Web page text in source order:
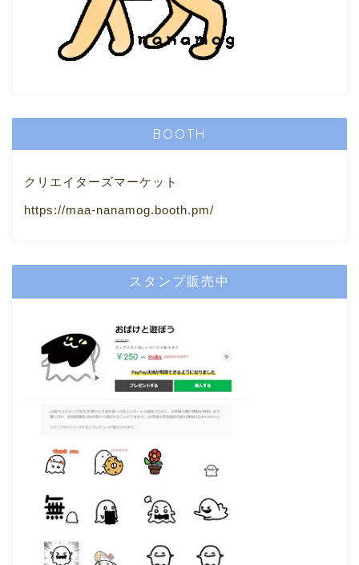
BOOTH
クリエイターズマーケット
https://maa-nanamog.booth.pm/
スタンプ販売中